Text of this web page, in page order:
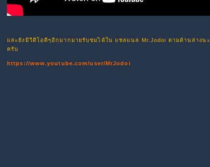
และยังมีวีดีโอดีๆอีกมากมายรับชมได้ใน แชลแนล Mr.Jodoi ตามด้านล่างนะ
ครับ
https://www.youtube.com/user/MrJodoi